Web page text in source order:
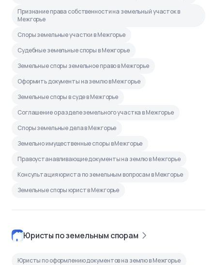
Признание права собственности на земельный участок в
Межгорье
Споры земельные участки в Межгорье
Судебные земельные споры в Межгорье
Земельные споры земельное право в Межгорье
Оформить документы на землю в Межгорье
Земельные споры в суде в Межгорье
Соглашение о разделе земельного участка в Межгорье
Споры земельные дела в Межгорье
Земельно имущественные споры в Межгорье
Правоустанавливающие документы на землю в Межгорье
Консультация юриста по земельным вопросам в Межгорье
Земельные споры юрист в Межгорье
Юристы по земельным спорам
Юристы по оформлению документов на землю в Межгорье